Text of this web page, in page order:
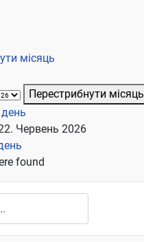
місяць
Перестрибнути місяць
Червень 2026
found